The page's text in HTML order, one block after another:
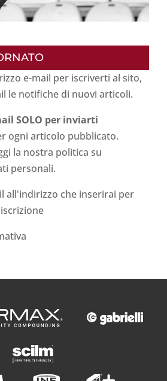
e-mail per iscriverti al sito,
le notifiche di nuovi articoli.
SOLO per inviarti
ogni articolo pubblicato.
la nostra politica su
personali.
all'indirizzo che inserirai per